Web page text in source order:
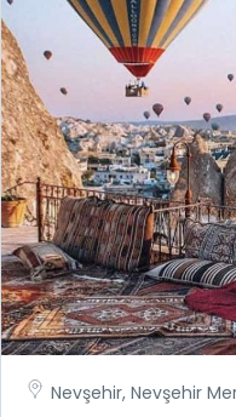
Nevşehir, Nevşehir